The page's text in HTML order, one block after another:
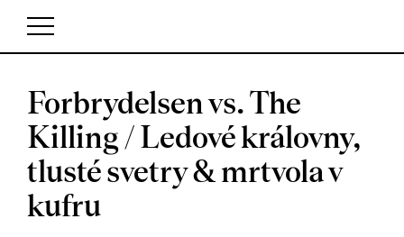
V košíku zatím nemáte žádné položky.
Forbrydelsen vs. The
Killing / Ledové královny,
tlusté svetry & mrtvola v
kufru